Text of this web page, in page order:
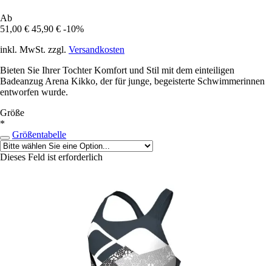
Ab
51,00 € 45,90 € -10%
inkl. MwSt. zzgl. Versandkosten
Bieten Sie Ihrer Tochter Komfort und Stil mit dem einteiligen
Badeanzug Arena Kikko, der für junge, begeisterte Schwimmerinnen
entworfen wurde.
Größe
*
Größentabelle
Dieses Feld ist erforderlich